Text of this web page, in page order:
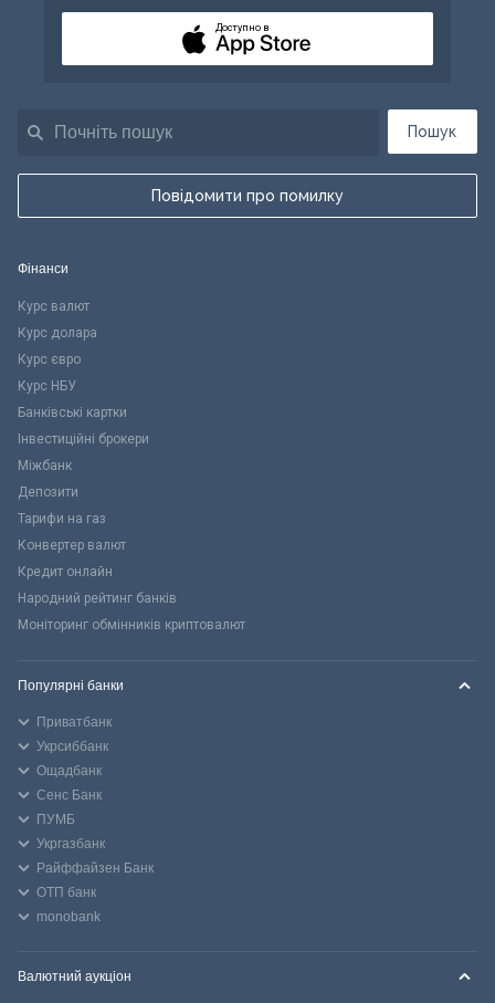
Пошук
Повідомити про помилку
Доступно в
Фінанси
Курс валют
Курс долара
Курс євро
Курс НБУ
Банківські картки
Інвестиційні брокери
Міжбанк
Депозити
Тарифи на газ
Конвертер валют
Кредит онлайн
Народний рейтинг банків
Моніторинг обмінників криптовалют
Популярні банки
Приватбанк
Укрсиббанк
Ощадбанк
Сенс Банк
ПУМБ
Укргазбанк
Райффайзен Банк
ОТП банк
monobank
Валютний аукціон